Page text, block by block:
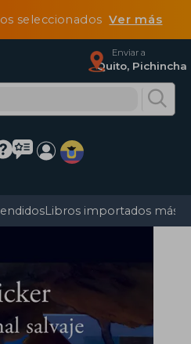
seleccionadosVer más
Enviar a
Quito, Pichincha
Libros importados más